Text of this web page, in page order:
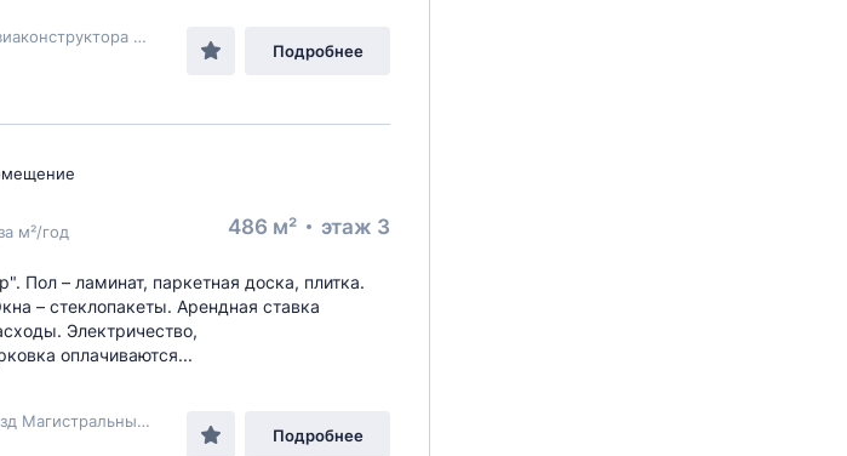
Микояна
Подробнее
м²/год 486 м² этаж 3
Пол – ламинат, паркетная доска, плитка.
– стеклопакеты. Арендная ставка
Электричество,
оплачиваются...
Магистральный 1-й
Подробнее